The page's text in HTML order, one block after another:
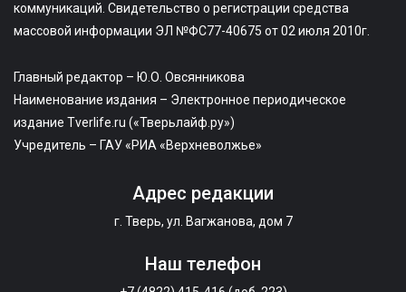
коммуникаций. Свидетельство о регистрации средства
массовой информации ЭЛ №ФС77-40675 от 02 июля 2010г.
Главный редактор – Ю.О. Овсянникова
Наименование издания – Электронное периодическое
издание Tverlife.ru («Тверьлайф.ру»)
Учредитель – ГАУ «РИА «Верхневолжье»
Адрес редакции
г. Тверь, ул. Вагжанова, дом 7
Наш телефон